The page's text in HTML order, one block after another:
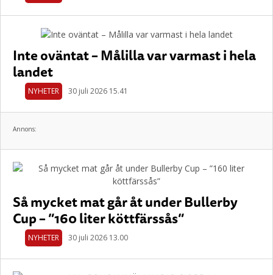
Inte oväntat – Målilla var varmast i hela
landet
NYHETER 30 juli 2026 15.41
Annons:
Så mycket mat går åt under Bullerby
Cup – ”160 liter köttfärssås”
NYHETER 30 juli 2026 13.00